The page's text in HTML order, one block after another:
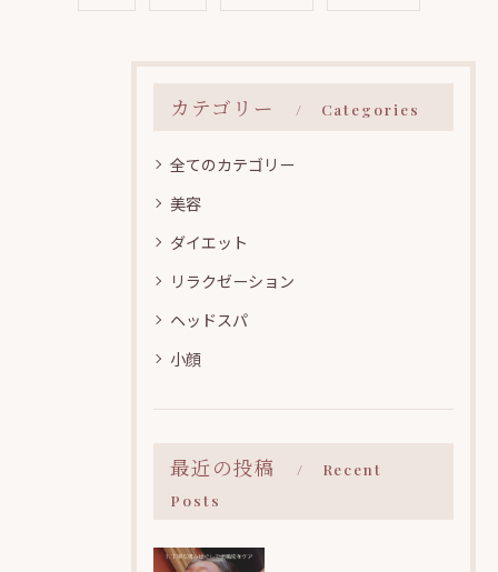
カテゴリー Categories
全てのカテゴリー
美容
ダイエット
リラクゼーション
ヘッドスパ
小顔
最近の投稿
Recent
Posts